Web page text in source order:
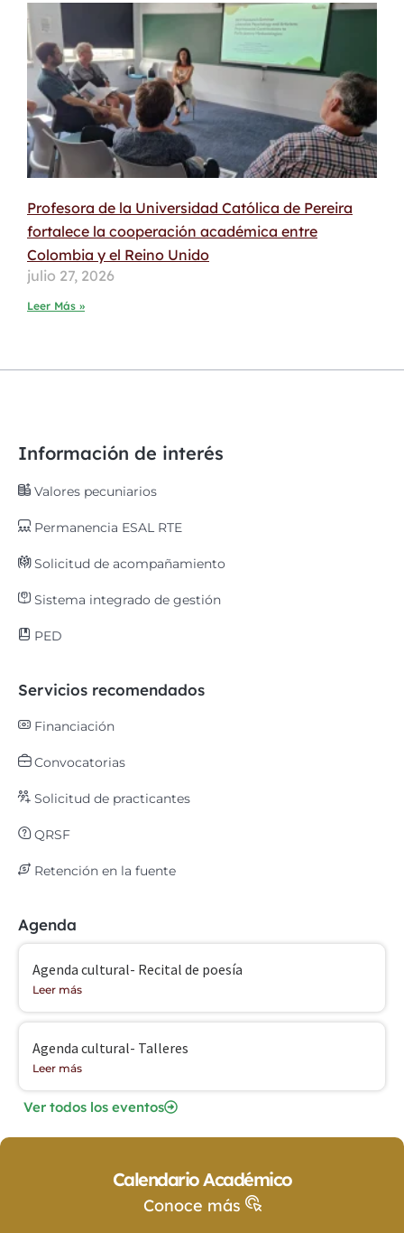
Profesora de la Universidad Católica de Pereira
fortalece la cooperación académica entre
Colombia y el Reino Unido
julio 27, 2026
Leer Más »
Información de interés
Valores pecuniarios
Permanencia ESAL RTE
Solicitud de acompañamiento
Sistema integrado de gestión
PED
Servicios recomendados
Financiación
Convocatorias
Solicitud de practicantes
QRSF
Retención en la fuente
Agenda
Agenda cultural- Recital de poesía
Leer más
Agenda cultural- Talleres
Leer más
Ver todos los eventos
Calendario Académico
Conoce más